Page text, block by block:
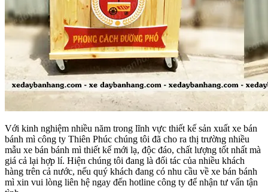
Với kinh nghiệm nhiều năm trong lĩnh vực thiết kế sản xuất xe bán
bánh mì công ty Thiên Phúc chúng tôi đã cho ra thị trường nhiều
mẫu xe bán bánh mì thiết kế mới lạ, độc đáo, chất lượng tốt nhất mà
giá cả lại hợp lí. Hiện chúng tôi đang là đối tác của nhiều khách
hàng trên cả nước, nếu quý khách đang có nhu cầu về xe bán bánh
mì xin vui lòng liên hệ ngay đến hotline công ty để nhận tư vấn tận